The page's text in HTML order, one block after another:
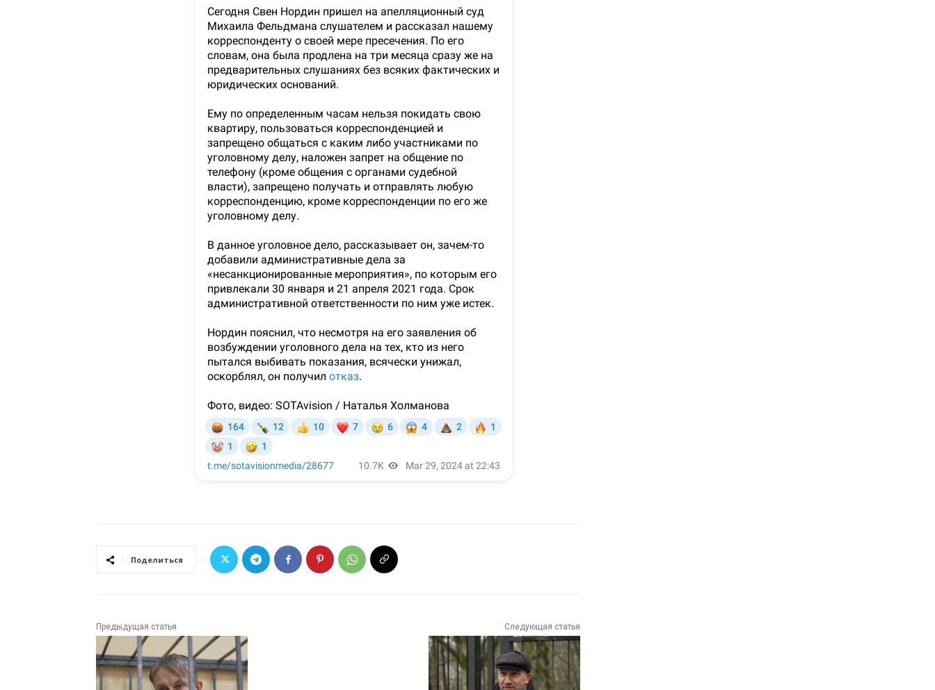
Поделиться
Предыдущая статья Следующая статья